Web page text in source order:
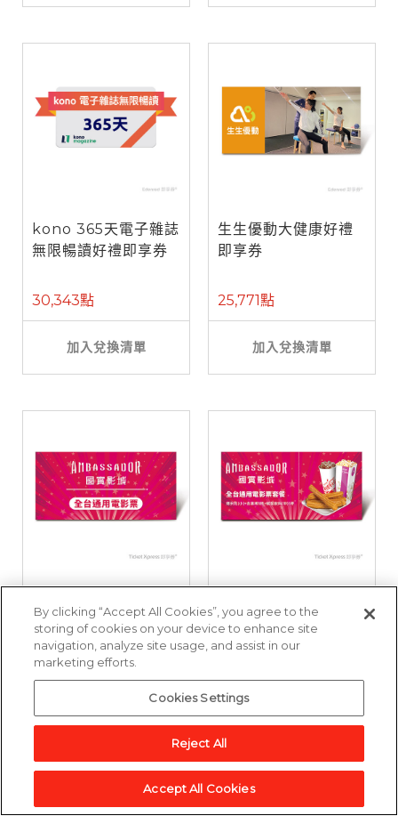
kono 365天電子雜誌
無限暢讀好禮即享券
30,343點
加入兌換清單
生生優動大健康好禮
即享券
25,771點
加入兌換清單
影票好禮即享券
3,857點
加入兌換清單
影票套餐好禮即享券
加入兌換清單
By clicking “Accept All Cookies”, you agree to the
storing of cookies on your device to enhance site
navigation, analyze site usage, and assist in our
marketing efforts.
Cookies Settings
Reject All
Accept All Cookies